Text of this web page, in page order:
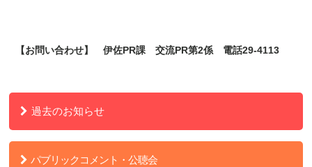
【お問い合わせ】 伊佐PR課 交流PR第2係 電話29-4113
過去のお知らせ
パブリックコメント・公聴会